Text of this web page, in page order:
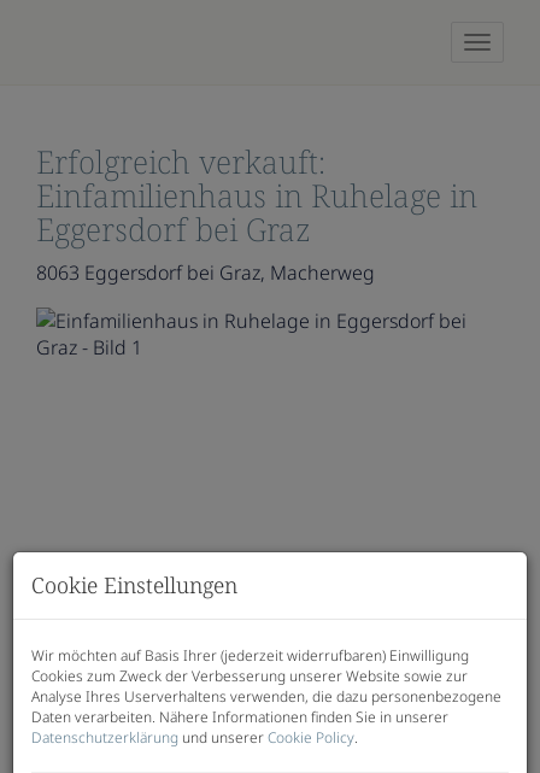
Erfolgreich verkauft:
Einfamilienhaus in Ruhelage in
Eggersdorf bei Graz
8063 Eggersdorf bei Graz, Macherweg
Cookie Einstellungen
Wir möchten auf Basis Ihrer (jederzeit widerrufbaren) Einwilligung
Cookies zum Zweck der Verbesserung unserer Website sowie zur
Analyse Ihres Userverhaltens verwenden, die dazu personenbezogene
Daten verarbeiten. Nähere Informationen finden Sie in unserer
Datenschutzerklärung und unsererCookie Policy.